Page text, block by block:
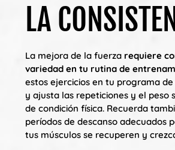
LA
La mejora de la fuerza requiere
variedad en tu rutina de
estos ejercicios en tu programa
y ajusta las repeticiones y el peso
de condición física. Recuerda
períodos de descanso adecuados
tus músculos se recuperen y